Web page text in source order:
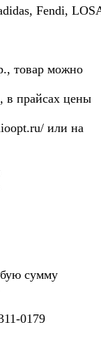
Fendi,
товар можно
в прайсах цены
или на
сумму​​​​​​​
0179